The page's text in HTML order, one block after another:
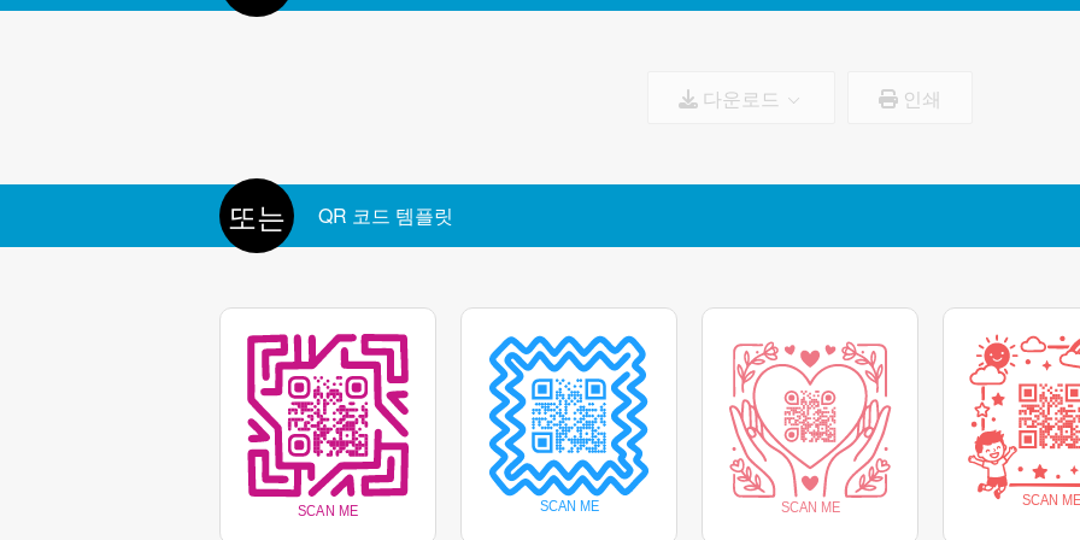
마커 색상
프레임 색상
다운로드 인쇄
또는 QR 코드 템플릿